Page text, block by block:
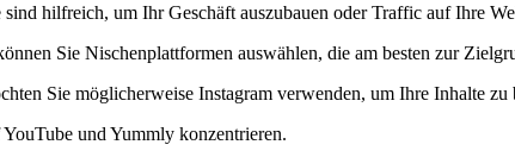
hilfreich, um Ihr Geschäft auszubauen oder Traffic auf Ihre
Sie Nischenplattformen auswählen, die am besten zur
Sie möglicherweise Instagram verwenden, um Ihre Inhalte zu
und Yummly konzentrieren.